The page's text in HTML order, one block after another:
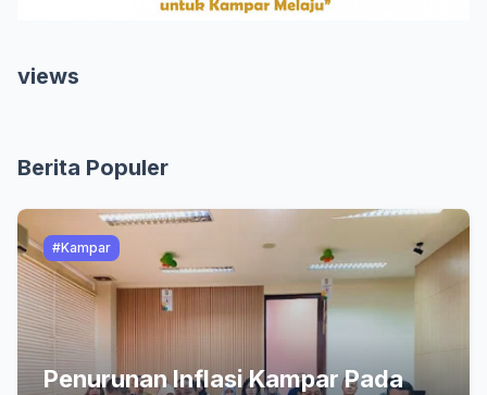
views
Berita Populer
#Kampar
Penurunan Inflasi Kampar Pada